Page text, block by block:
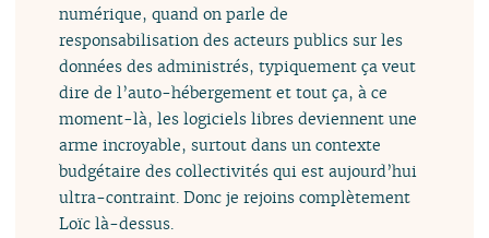
numérique, quand on parle de
responsabilisation des acteurs publics sur les
données des administrés, typiquement ça veut
dire de l’auto-hébergement et tout ça, à ce
moment-là, les logiciels libres deviennent une
arme incroyable, surtout dans un contexte
budgétaire des collectivités qui est aujourd’hui
ultra-contraint. Donc je rejoins complètement
Loïc là-dessus.